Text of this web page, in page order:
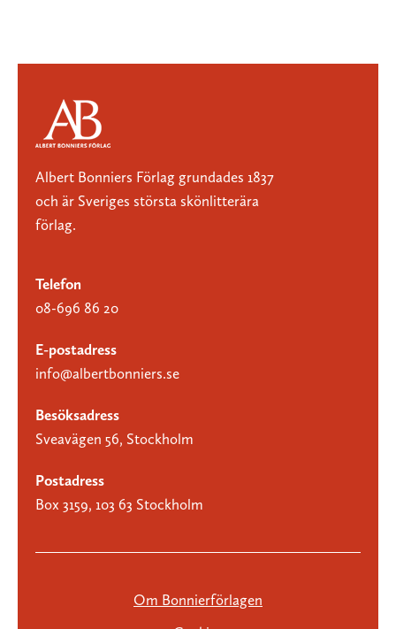
Albert Bonniers Förlag grundades 1837
och är Sveriges största skönlitterära
förlag.
Telefon
08-696 86 20
E-postadress
info@albertbonniers.se
Besöksadress
Sveavägen 56, Stockholm
Postadress
Box 3159, 103 63 Stockholm
Om Bonnierförlagen